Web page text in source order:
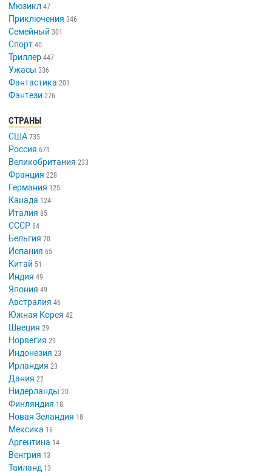
Мюзикл 47
Приключения 346
Семейный 301
Спорт 40
Триллер 447
Ужасы 336
Фантастика 201
Фэнтези 276
СТРАНЫ
США 735
Россия 671
Великобритания 233
Франция 228
Германия 125
Канада 124
Италия 85
СССР 84
Бельгия 70
Испания 65
Китай 51
Индия 49
Япония 49
Австралия 46
Южная Корея 42
Швеция 29
Норвегия 29
Индонезия 23
Ирландия 23
Дания 22
Нидерланды 20
Финляндия 18
Новая Зеландия 18
Мексика 16
Аргентина 14
Венгрия 13
Таиланд 13